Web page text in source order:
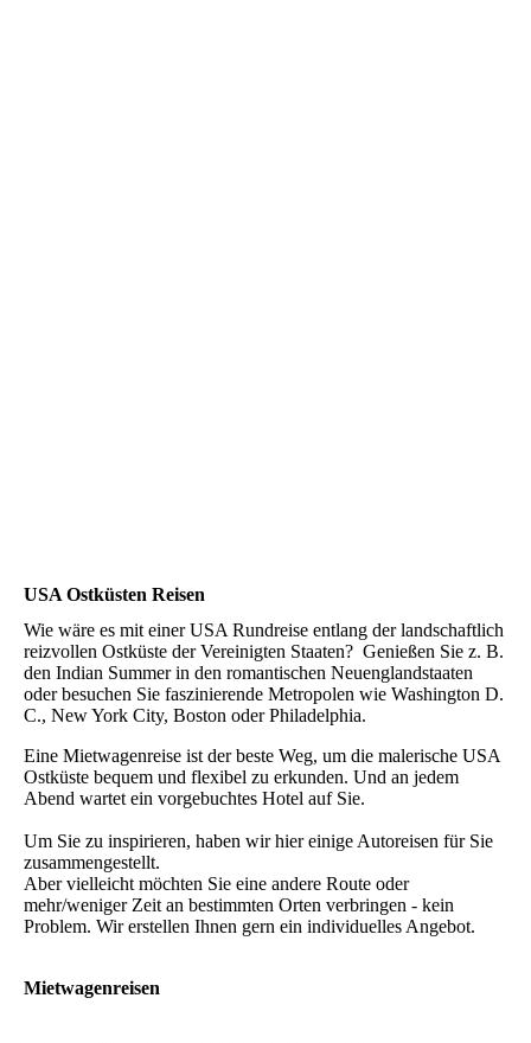
USA Ostküsten Reisen
Wie wäre es mit einer USA Rundreise entlang der landschaftlich
reizvollen Ostküste der Vereinigten Staaten? Genießen Sie z. B.
den Indian Summer in den romantischen Neuenglandstaaten
oder besuchen Sie faszinierende Metropolen wie Washington D.
C., New York City, Boston oder Philadelphia.
Eine Mietwagenreise ist der beste Weg, um die malerische USA
Ostküste bequem und flexibel zu erkunden. Und an jedem
Abend wartet ein vorgebuchtes Hotel auf Sie.
Um Sie zu inspirieren, haben wir hier einige Autoreisen für Sie
zusammengestellt.
Aber vielleicht möchten Sie eine andere Route oder
mehr/weniger Zeit an bestimmten Orten verbringen - kein
Problem. Wir erstellen Ihnen gern ein individuelles Angebot.
Mietwagenreisen